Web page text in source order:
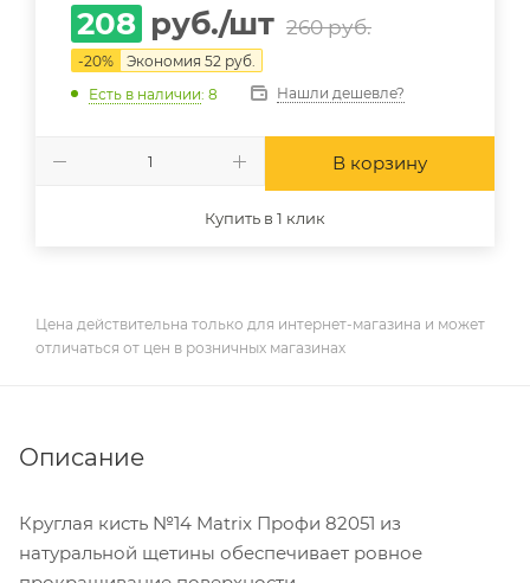
208 руб./шт 260руб.
-20% Экономия 52 руб.
Есть в наличии: 8 Нашли дешевле?
В корзину
Купить в 1 клик
Цена действительна только для интернет-магазина и может
отличаться от цен в розничных магазинах
Описание
Круглая кисть №14 Matrix Профи 82051 из
натуральной щетины обеспечивает ровное